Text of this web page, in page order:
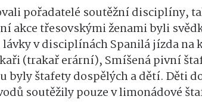
pořadatelé soutěžní disciplíny,
akce třesovskými ženami byli
v disciplínách Spanilá jízda na
(trakař erární), Smíšená pivní
štafety dospělých a dětí. Děti
soutěžily pouze v limonádové